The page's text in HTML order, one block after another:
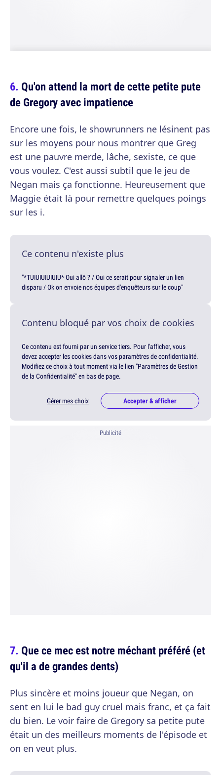
Qu'on attend la mort de cette petite pute
de Gregory avec impatience
Encore une fois, le showrunners ne lésinent pas
sur les moyens pour nous montrer que Greg
est une pauvre merde, lâche, sexiste, ce que
vous voulez. C'est aussi subtil que le jeu de
Negan mais ça fonctionne. Heureusement que
Maggie était là pour remettre quelques poings
sur les i.
Ce contenu n'existe plus
"*TUIUIUIUIUIU* Oui allô ? / Oui ce serait pour signaler un lien
disparu / Ok on envoie nos équipes d'enquêteurs sur le coup"
Contenu bloqué par vos choix de cookies
Ce contenu est fourni par un service tiers. Pour l'afficher, vous
devez accepter les cookies dans vos paramètres de confidentialité.
Modifiez ce choix à tout moment via le lien "Paramètres de Gestion
de la Confidentialité" en bas de page.
Gérer mes choix Accepter & afficher
Publicité
Que ce mec est notre méchant préféré (et
qu'il a de grandes dents)
Plus sincère et moins joueur que Negan, on
sent en lui le bad guy cruel mais franc, et ça fait
du bien. Le voir faire de Gregory sa petite pute
était un des meilleurs moments de l'épisode et
on en veut plus.